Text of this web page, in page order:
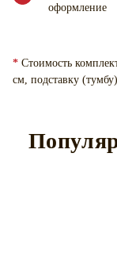
оформление
* Стоимость
см, подставку